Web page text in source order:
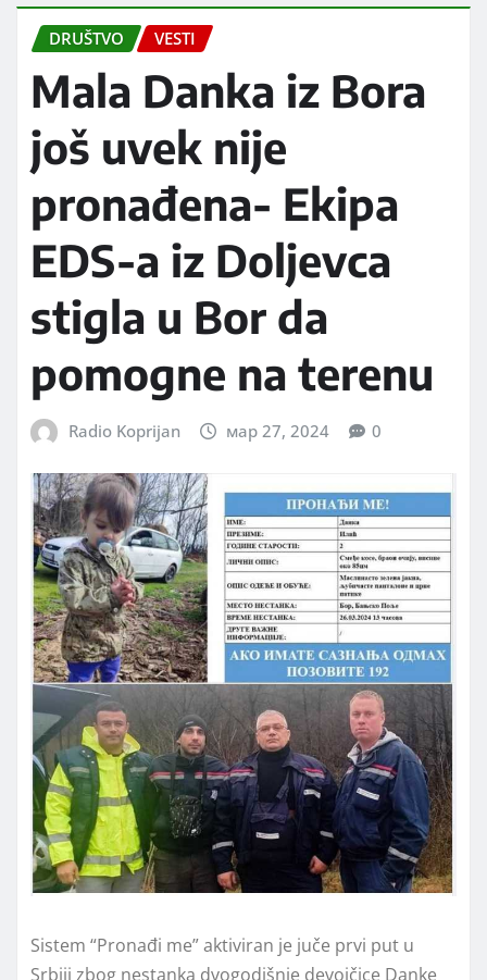
DRUŠTVO VESTI
Mala Danka iz Bora
još uvek nije
pronađena- Ekipa
EDS-a iz Doljevca
stigla u Bor da
pomogne na terenu
Radio Koprijan мар 27, 2024 0
Sistem “Pronađi me” aktiviran je juče prvi put u
Srbiji zbog nestanka dvogodišnje devojčice Danke